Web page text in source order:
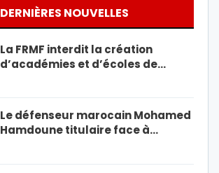
DERNIÈRES NOUVELLES
La FRMF interdit la création
d’académies et d’écoles de…
Le défenseur marocain Mohamed
Hamdoune titulaire face à…